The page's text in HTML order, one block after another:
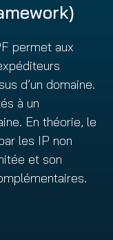
permet aux
d’un domaine.
à un
En théorie, le
les IP non
et son